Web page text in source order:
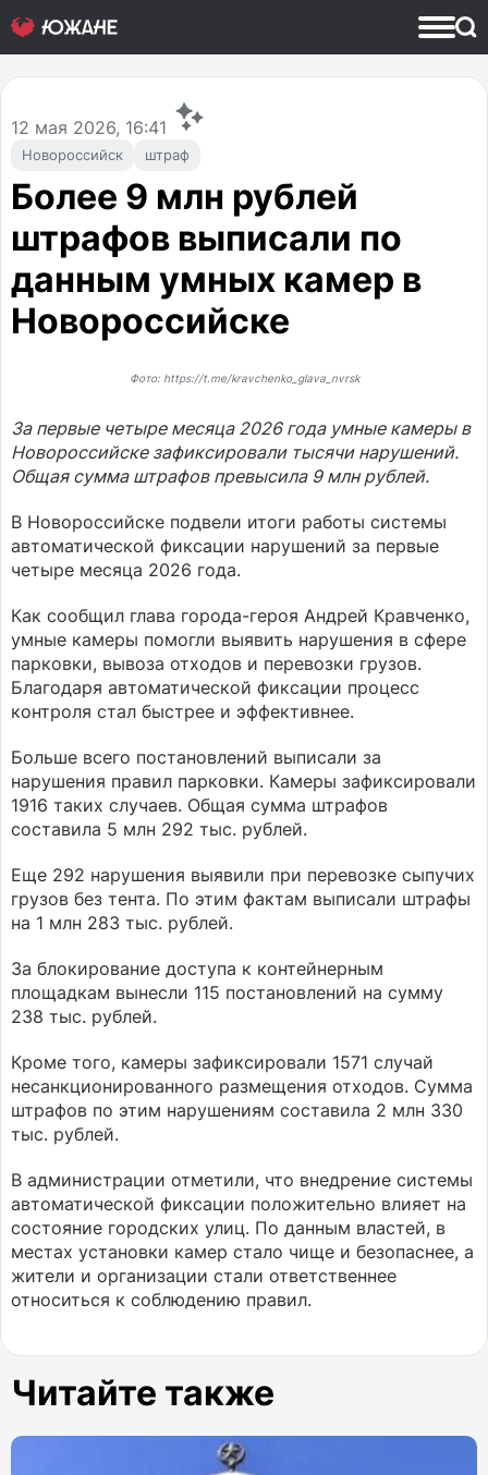
Новороссийск штраф
12 мая 2026, 16:41
Более 9 млн рублей
штрафов выписали по
данным умных камер в
Новороссийске
Фото: https://t.me/kravchenko_glava_nvrsk
За первые четыре месяца 2026 года умные камеры в
Новороссийске зафиксировали тысячи нарушений.
Общая сумма штрафов превысила 9 млн рублей.
В Новороссийске подвели итоги работы системы
автоматической фиксации нарушений за первые
четыре месяца 2026 года.
Как сообщил глава города-героя Андрей Кравченко,
умные камеры помогли выявить нарушения в сфере
парковки, вывоза отходов и перевозки грузов.
Благодаря автоматической фиксации процесс
контроля стал быстрее и эффективнее.
Больше всего постановлений выписали за
нарушения правил парковки. Камеры зафиксировали
1916 таких случаев. Общая сумма штрафов
составила 5 млн 292 тыс. рублей.
Еще 292 нарушения выявили при перевозке сыпучих
грузов без тента. По этим фактам выписали штрафы
на 1 млн 283 тыс. рублей.
За блокирование доступа к контейнерным
площадкам вынесли 115 постановлений на сумму
238 тыс. рублей.
Кроме того, камеры зафиксировали 1571 случай
несанкционированного размещения отходов. Сумма
штрафов по этим нарушениям составила 2 млн 330
тыс. рублей.
В администрации отметили, что внедрение системы
автоматической фиксации положительно влияет на
состояние городских улиц. По данным властей, в
местах установки камер стало чище и безопаснее, а
жители и организации стали ответственнее
относиться к соблюдению правил.
Читайте также